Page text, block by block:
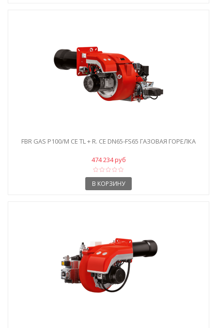
FBR GAS P100/M CE TL + R. CE DN65-FS65 ГАЗОВАЯ ГОРЕЛКА
474 234 руб
В КОРЗИНУ